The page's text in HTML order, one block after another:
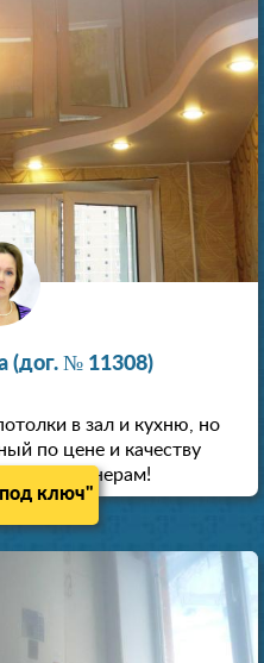
(дог. № 11308)
в зал и кухню, но
по цене и качеству
пенсионерам!
ключ"